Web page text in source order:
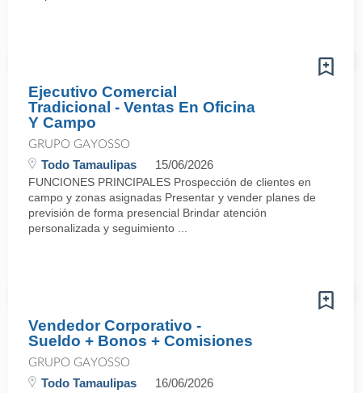
Ejecutivo Comercial
Tradicional - Ventas En Oficina
Y Campo
GRUPO GAYOSSO
Todo Tamaulipas 15/06/2026
FUNCIONES PRINCIPALES Prospección de clientes en
campo y zonas asignadas Presentar y vender planes de
previsión de forma presencial Brindar atención
personalizada y seguimiento ...
Vendedor Corporativo -
Sueldo + Bonos + Comisiones
GRUPO GAYOSSO
Todo Tamaulipas 16/06/2026